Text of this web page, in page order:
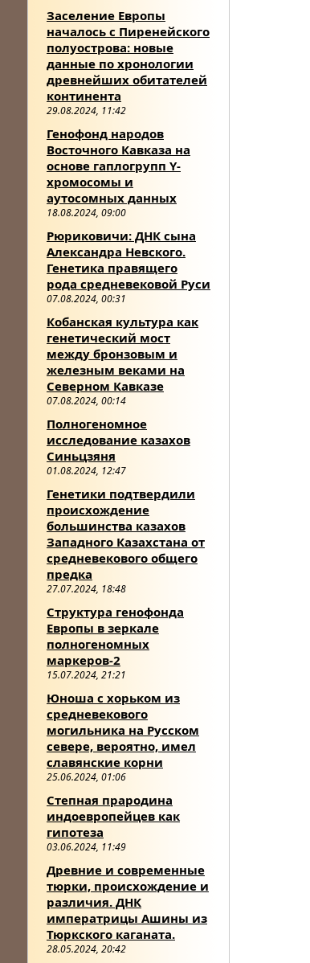
Заселение Европы
началось с Пиренейского
полуострова: новые
данные по хронологии
древнейших обитателей
континента
29.08.2024, 11:42
Генофонд народов
Восточного Кавказа на
основе гаплогрупп Y-
хромосомы и
аутосомных данных
18.08.2024, 09:00
Рюриковичи: ДНК сына
Александра Невского.
Генетика правящего
рода средневековой Руси
07.08.2024, 00:31
Кобанская культура как
генетический мост
между бронзовым и
железным веками на
Северном Кавказе
07.08.2024, 00:14
Полногеномное
исследование казахов
Синьцзяня
01.08.2024, 12:47
Генетики подтвердили
происхождение
большинства казахов
Западного Казахстана от
средневекового общего
предка
27.07.2024, 18:48
Структура генофонда
Европы в зеркале
полногеномных
маркеров-2
15.07.2024, 21:21
Юноша с хорьком из
средневекового
могильника на Русском
севере, вероятно, имел
славянские корни
25.06.2024, 01:06
Степная прародина
индоевропейцев как
гипотеза
03.06.2024, 11:49
Древние и современные
тюрки, происхождение и
различия. ДНК
императрицы Ашины из
Тюркского каганата.
28.05.2024, 20:42